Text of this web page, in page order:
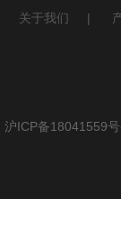
关于我们 |
沪ICP备18041559